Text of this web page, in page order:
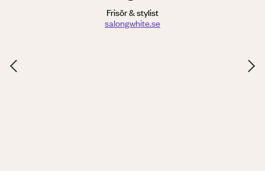
Frisör & stylist
salongwhite.se